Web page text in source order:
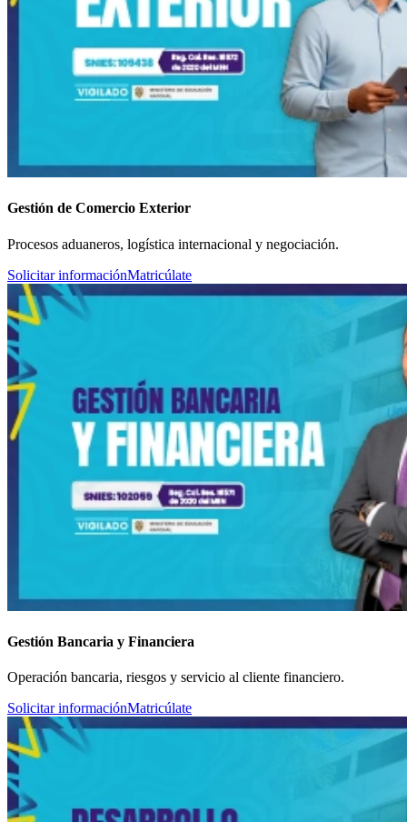
Gestión de Comercio Exterior
Procesos aduaneros, logística internacional y negociación.
Solicitar informaciónMatricúlate
Gestión Bancaria y Financiera
Operación bancaria, riesgos y servicio al cliente financiero.
Solicitar informaciónMatricúlate